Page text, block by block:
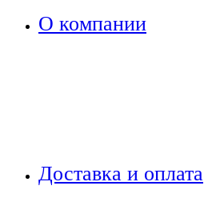
О компании
Доставка и оплата